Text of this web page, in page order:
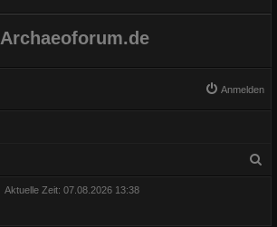
Archaeoforum.de
Anmelden
Aktuelle Zeit: 07.08.2026 13:38